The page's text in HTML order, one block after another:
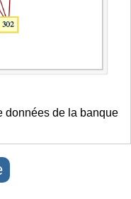
données de la banque